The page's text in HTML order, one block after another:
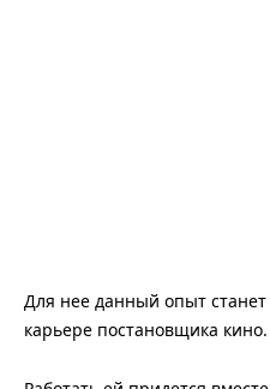
Для нее данный опыт
карьере постановщика кино.